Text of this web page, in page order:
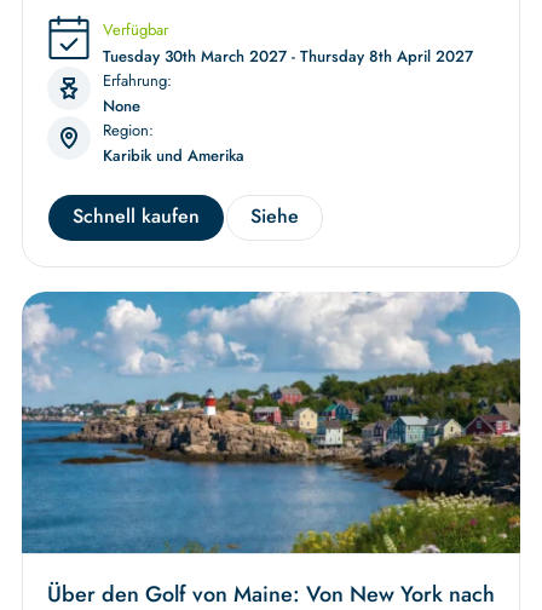
Verfügbar
Tuesday 30th March 2027 - Thursday 8th April 2027
Erfahrung:
None
Region:
Karibik und Amerika
Schnell kaufen Siehe
Über den Golf von Maine: Von New York nach